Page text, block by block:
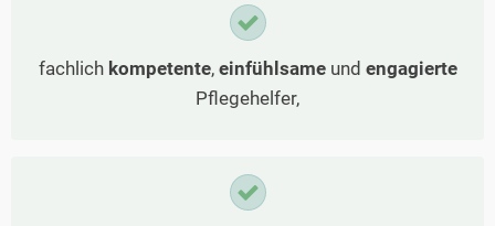
fachlich kompetente, einfühlsameund engagierte
Pflegehelfer,